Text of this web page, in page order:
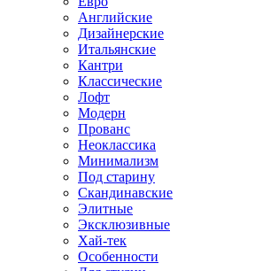
Английские
Дизайнерские
Итальянские
Кантри
Классические
Лофт
Модерн
Прованс
Неоклассика
Минимализм
Под старину
Скандинавские
Элитные
Эксклюзивные
Хай-тек
Особенности